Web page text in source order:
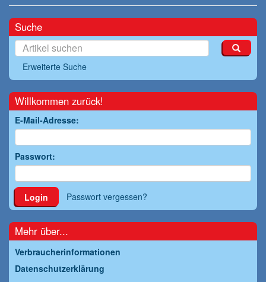
Suche
Erweiterte Suche
Willkommen zurück!
E-Mail-Adresse:
Passwort:
Login Passwort vergessen?
Mehr über...
Verbraucherinformationen
Datenschutzerklärung